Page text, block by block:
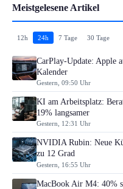
Meistgelesene Artikel
12h 24h 7 Tage 30 Tage
CarPlay-Update: Apple
Kalender
Gestern, 09:50 Uhr
KI am Arbeitsplatz:
19% langsamer
Gestern, 12:31 Uhr
NVIDIA Rubin: Neue
zu 12 Grad
Gestern, 16:55 Uhr
MacBook Air M4: 40%